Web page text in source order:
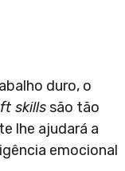
duro, o
skillssão tão
lhe ajudará a
emocional